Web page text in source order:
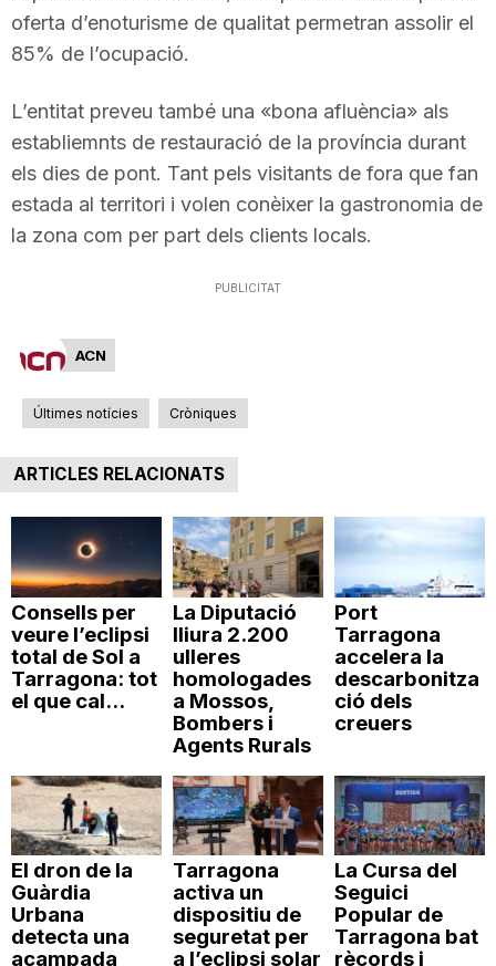
oferta d’enoturisme de qualitat permetran assolir el
85% de l’ocupació.
L’entitat preveu també una «bona afluència» als
establiemnts de restauració de la província durant
els dies de pont. Tant pels visitants de fora que fan
estada al territori i volen conèixer la gastronomia de
la zona com per part dels clients locals.
PUBLICITAT
ACN
Últimes notícies Cròniques
ARTICLES RELACIONATS
Consells per
veure l’eclipsi
total de Sol a
Tarragona: tot
el que cal...
La Diputació
lliura 2.200
ulleres
homologades
a Mossos,
Bombers i
Agents Rurals
Port
Tarragona
accelera la
descarbonitza
ció dels
creuers
El dron de la
Guàrdia
Urbana
detecta una
acampada
Tarragona
activa un
dispositiu de
seguretat per
a l’eclipsi solar
La Cursa del
Seguici
Popular de
Tarragona bat
rècords i